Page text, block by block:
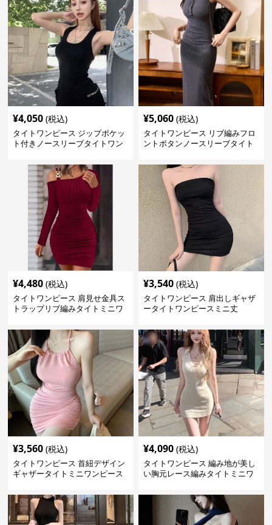
¥4,050 (税込)
タイトワンピース ジップポケッ
ト付きノースリーブタイトワン
¥5,060 (税込)
タイトワンピース リブ編みフロ
ントボタンノースリーブタイト
¥4,480 (税込)
タイトワンピース 肩見せ金具ス
トラップリブ編みタイトミニワ
¥3,540 (税込)
タイトワンピース 肩出しギャザ
ータイトワンピースミニ丈
¥3,560 (税込)
タイトワンピース 首紐デザイン
ギャザータイトミニワンピース
¥4,090 (税込)
タイトワンピース 編み地が美し
い胸元レース編みタイトミニワ